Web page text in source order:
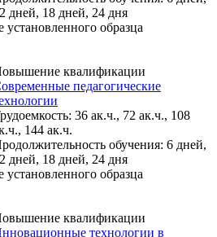
дней, 18 дней, 24 дня
образца
квалификации
педагогические
36 ак.ч., 72 ак.ч., 108
144 ак.ч.
обучения: 6 дней,
дней, 18 дней, 24 дня
образца
квалификации
технологии в